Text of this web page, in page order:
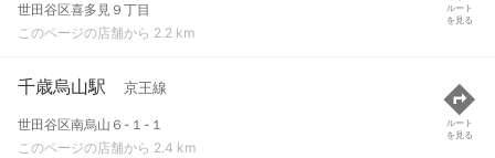
世田谷区喜多見９丁目
このページの店舗から 2.2 km
ルート
を見る
千歳烏山駅 京王線
世田谷区南烏山６-１-１
このページの店舗から 2.4 km
ルート
を見る